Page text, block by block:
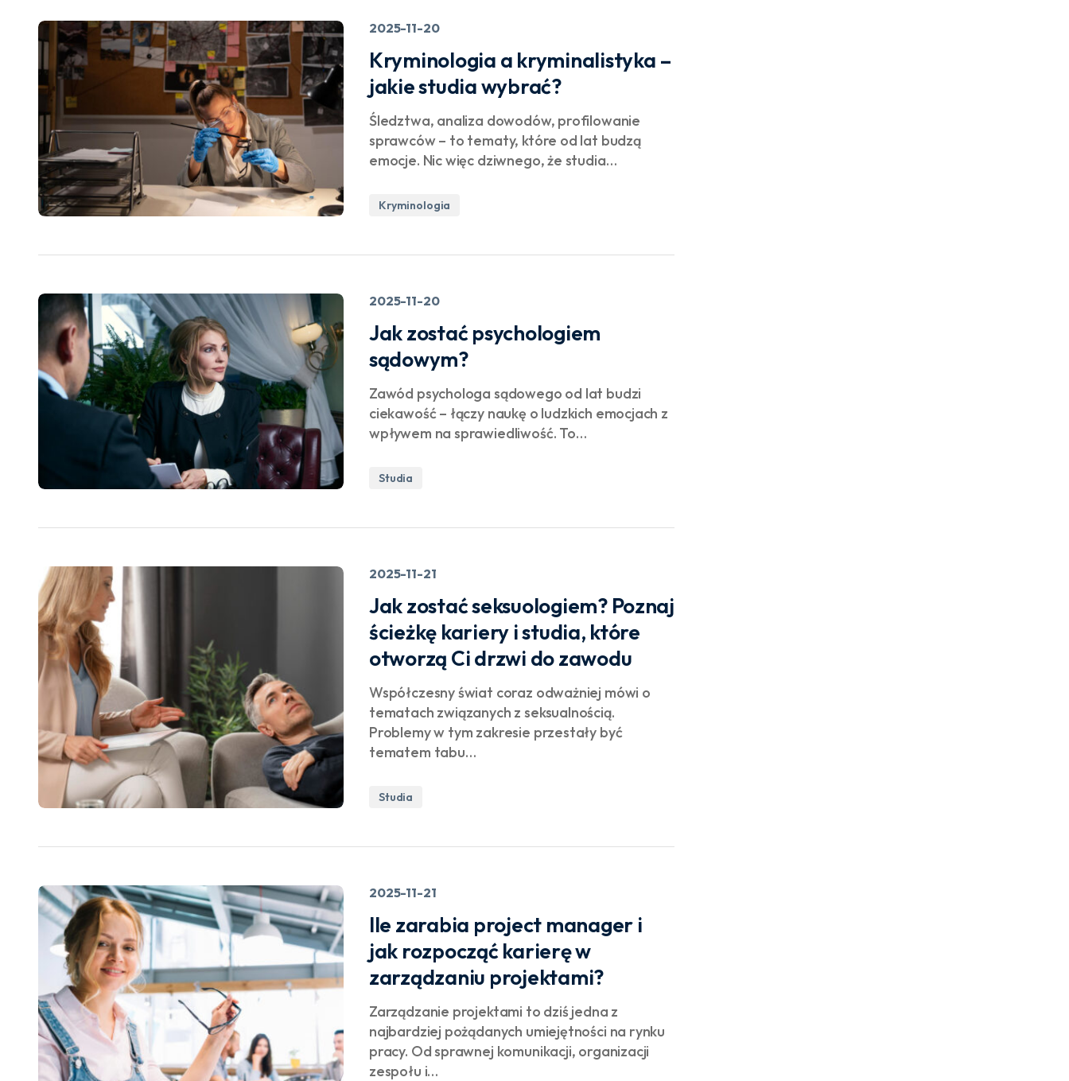
2025-11-20
Kryminologia a kryminalistyka –
jakie studia wybrać?
Śledztwa, analiza dowodów, profilowanie
sprawców – to tematy, które od lat budzą
emocje. Nic więc dziwnego, że studia…
Kryminologia
2025-11-20
Jak zostać psychologiem
sądowym?
Zawód psychologa sądowego od lat budzi
ciekawość – łączy naukę o ludzkich emocjach z
wpływem na sprawiedliwość. To…
Studia
2025-11-21
Jak zostać seksuologiem? Poznaj
ścieżkę kariery i studia, które
otworzą Ci drzwi do zawodu
Współczesny świat coraz odważniej mówi o
tematach związanych z seksualnością.
Problemy w tym zakresie przestały być
tematem tabu…
Studia
2025-11-21
Ile zarabia project manager i
jak rozpocząć karierę w
zarządzaniu projektami?
Zarządzanie projektami to dziś jedna z
najbardziej pożądanych umiejętności na rynku
pracy. Od sprawnej komunikacji, organizacji
zespołu i…